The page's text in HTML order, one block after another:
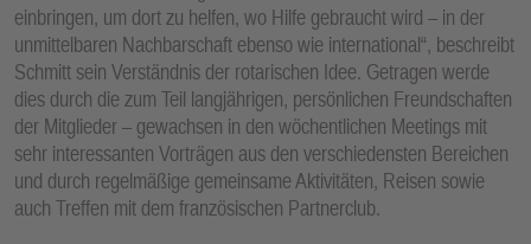
einbringen, um dort zu helfen, wo Hilfe gebraucht wird – in der
unmittelbaren Nachbarschaft ebenso wie international“, beschreibt
Schmitt sein Verständnis der rotarischen Idee. Getragen werde
dies durch die zum Teil langjährigen, persönlichen Freundschaften
der Mitglieder – gewachsen in den wöchentlichen Meetings mit
sehr interessanten Vorträgen aus den verschiedensten Bereichen
und durch regelmäßige gemeinsame Aktivitäten, Reisen sowie
auch Treffen mit dem französischen Partnerclub.